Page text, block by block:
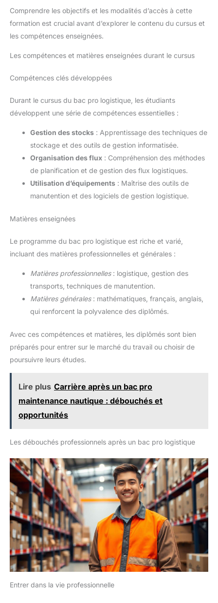
Comprendre les objectifs et les modalités d’accès à cette
formation est crucial avant d’explorer le contenu du cursus et
les compétences enseignées.
Les compétences et matières enseignées durant le cursus
Compétences clés développées
Durant le cursus du bac pro logistique, les étudiants
développent une série de compétences essentielles :
Gestion des stocks : Apprentissage des techniques de
stockage et des outils de gestion informatisée.
Organisation des flux : Compréhension des méthodes
de planification et de gestion des flux logistiques.
Utilisation d’équipements : Maîtrise des outils de
manutention et des logiciels de gestion logistique.
Matières enseignées
Le programme du bac pro logistique est riche et varié,
incluant des matières professionnelles et générales :
Matières professionnelles: logistique, gestion des
transports, techniques de manutention.
Matières générales: mathématiques, français, anglais,
qui renforcent la polyvalence des diplômés.
Avec ces compétences et matières, les diplômés sont bien
préparés pour entrer sur le marché du travail ou choisir de
poursuivre leurs études.
Lire plus Carrière après un bac pro
maintenance nautique : débouchés et
opportunités
Les débouchés professionnels après un bac pro logistique
Entrer dans la vie professionnelle